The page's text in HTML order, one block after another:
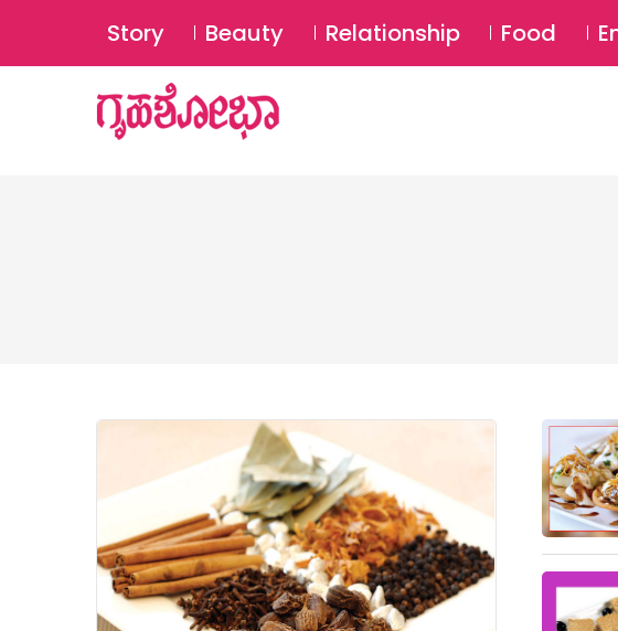
Story Beauty Relationship Food